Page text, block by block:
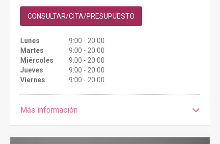
CONSULTAR/CITA/PRESUPUESTO
Lunes
9:00 - 20:00
Martes
9:00 - 20:00
Miércoles
9:00 - 20:00
Jueves
9:00 - 20:00
Viernes
9:00 - 20:00
Más información